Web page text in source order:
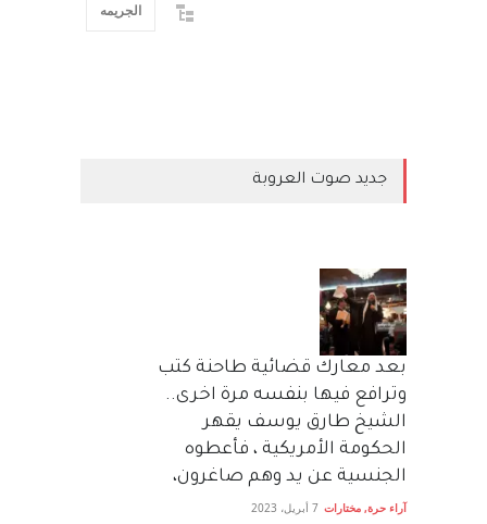
الجريمه
جديد صوت العروبة
بعد معارك قضائية طاحنة كتب
وترافع فيها بنفسه مرة اخرى..
الشيخ طارق يوسف يقهر
الحكومة الأمريكية ، فأعطوه
الجنسية عن يد وهم صاغرون،
آراء حرة, مختارات 7 أبريل، 2023